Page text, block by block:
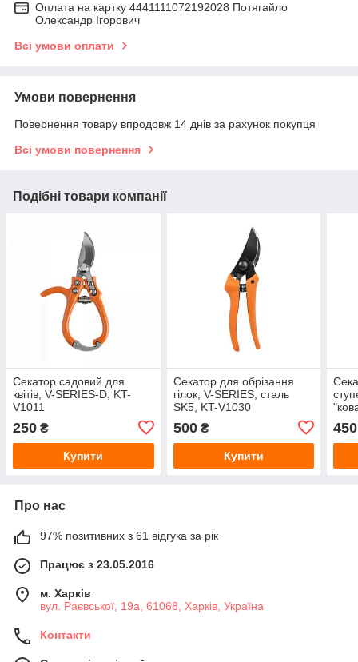
Оплата на картку 4441111072192028 Потягайло
Олександр Ігорович
Всі умови оплати
Умови повернення
Повернення товару впродовж 14 днів за рахунок покупця
Всі умови повернення
Подібні товари компанії
Секатор садовий для
квітів, V-SERIES-D, KT-
V1011
250 ₴
Купити
Секатор для обрізання
гілок, V-SERIES, сталь
SK5, KT-V1030
500₴
Купити
450
Про нас
97% позитивних з 61 відгука за рік
Працює з 23.05.2016
м. Харків
вул. Раєвської, 19а, 61068, Харків, Україна
Контакти